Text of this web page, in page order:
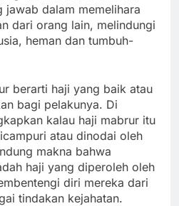
jawab dalam memelihara
dari orang lain, melindungi
heman dan tumbuh-
berarti haji yang baik atau
bagi pelakunya. Di
kalau haji mabrur itu
atau dinodai oleh
makna bahwa
haji yang diperoleh oleh
diri mereka dari
tindakan kejahatan.